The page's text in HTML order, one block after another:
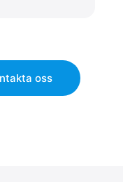
oss